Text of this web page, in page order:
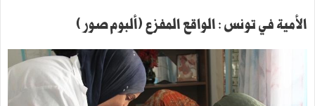
الأمية في تونس : الواقع المفزع (ألبوم صور )